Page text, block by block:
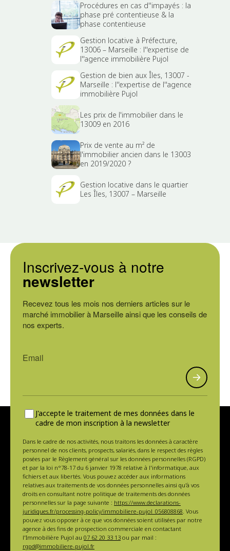
Procédures en cas d''impayés : la
phase pré contentieuse & la
phase contentieuse
Gestion locative à Préfecture,
13006 – Marseille : l''expertise de
l''agence immobilière Pujol
Gestion de bien aux Îles, 13007 -
Marseille : l''expertise de l''agence
immobilière Pujol
Les prix de l'immobilier dans le
13009 en 2016
Prix de vente au m² de
l'immobilier ancien dans le 13003
en 2019/2020 ?
Gestion locative dans le quartier
Les Îles, 13007 – Marseille
Inscrivez-vous à notre
newsletter
Recevez tous les mois nos derniers articles sur le
marché immobilier à Marseille ainsi que les conseils de
nos experts.
J'accepte le traitement de mes données dans le
cadre de mon inscription à la newsletter
Dans le cadre de nos activités, nous traitons les données à caractère
personnel de nos clients, prospects, salariés, dans le respect des règles
posées par le Règlement général sur les données personnelles (RGPD)
et par la loi n°78-17 du 6 janvier 1978 relative à l'informatique, aux
fichiers et aux libertés. Vous pouvez accéder aux informations
relatives aux traitements de vos données personnelles ainsi qu'à vos
droits en consultant notre politique de traitements des données
personnelles sur la page suivante : https://www.declarations-
juridiques.fr/processing-policy/immobiliere-pujol_056808868. Vous
pouvez vous opposer à ce que vos données soient utilisées par notre
agence à des fins de prospection commerciale en contactant
l'Immobilière Pujol au 07 62 20 33 13 ou par mail :
rgpd@immobiliere-pujol.fr